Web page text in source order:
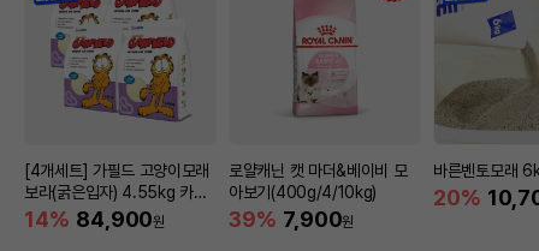
[4개세트] 가필드 고양이모래
보라(굵은입자) 4.55kg 카사
바모래
14% 84,900원
로얄캐닌 캣 마더&베이비 모
아보기(400g/4/10kg)
39% 7,900원
바른벤토모래
20%